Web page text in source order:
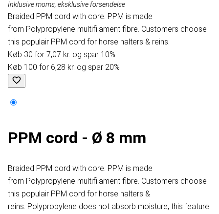
Inklusive moms, eksklusive forsendelse
Braided PPM cord with core. PPM is made
from Polypropylene multifilament fibre. Customers choose
this populair PPM cord for horse halters & reins.
Køb 30 for 7,07 kr. og spar 10%
Køb 100 for 6,28 kr. og spar 20%
PPM cord - Ø 8 mm
Braided PPM cord with core. PPM is made
from Polypropylene multifilament fibre. Customers choose
this populair PPM cord for horse halters &
reins. Polypropylene does not absorb moisture, this feature